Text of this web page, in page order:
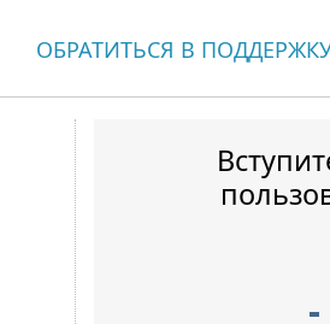
ОБРАТИТЬСЯ В